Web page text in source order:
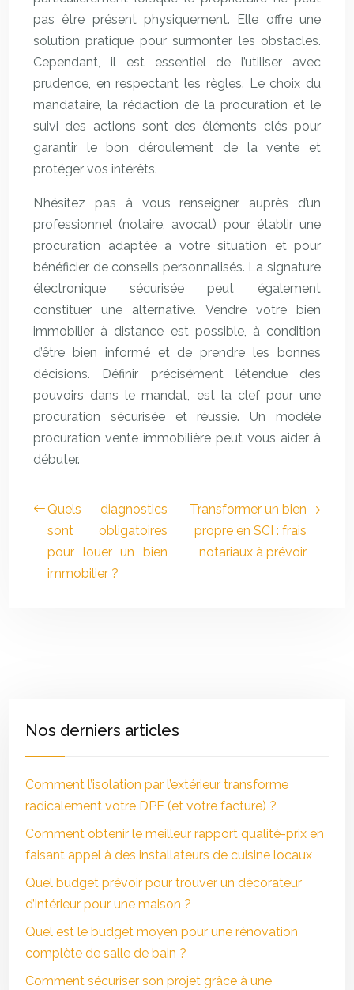
pas être présent physiquement. Elle offre une
solution pratique pour surmonter les obstacles.
Cependant, il est essentiel de l’utiliser avec
prudence, en respectant les règles. Le choix du
mandataire, la rédaction de la procuration et le
suivi des actions sont des éléments clés pour
garantir le bon déroulement de la vente et
protéger vos intérêts.
N’hésitez pas à vous renseigner auprès d’un
professionnel (notaire, avocat) pour établir une
procuration adaptée à votre situation et pour
bénéficier de conseils personnalisés. La signature
électronique sécurisée peut également
constituer une alternative. Vendre votre bien
immobilier à distance est possible, à condition
d’être bien informé et de prendre les bonnes
décisions. Définir précisément l’étendue des
pouvoirs dans le mandat, est la clef pour une
procuration sécurisée et réussie. Un modèle
procuration vente immobilière peut vous aider à
débuter.
Quels diagnostics
sont obligatoires
pour louer un bien
immobilier ?
Transformer un bien
propre en SCI : frais
notariaux à prévoir
Nos derniers articles
Comment l’isolation par l’extérieur transforme
radicalement votre DPE (et votre facture) ?
Comment obtenir le meilleur rapport qualité-prix en
faisant appel à des installateurs de cuisine locaux
Quel budget prévoir pour trouver un décorateur
d’intérieur pour une maison ?
Quel est le budget moyen pour une rénovation
complète de salle de bain ?
Comment sécuriser son projet grâce à une